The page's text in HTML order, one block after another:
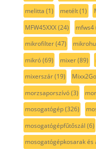
melitta (1) metélt(1)
MFW45XXX(24) mfws4
mikrofilter(47)
mikró(69) mixer(89)
mixerszár(19) Mixx2Go
morzsaporszívó(3)
mosogatógép(326)
mosogatógépfűtőszál (6)
mosogatógépkosarak és